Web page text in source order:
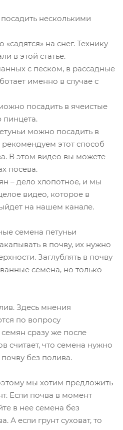
несколькими
на снег. Технику
в этой статье.
с песком, в рассадные
именно в случае с
посадить в ячеистые
можно посадить в
этот способ
В этом видео вы можете
посева.
– дело хлопотное, и мы
видео, которое в
на нашем канале.
семена петуньи
в почву, их нужно
Заглублять в почву
семена, но только
Здесь мнения
по вопросу
сразу же после
считает, что семена нужно
без полива.
мы хотим предложить
Если почва в момент
в нее семена без
А если грунт суховат, то